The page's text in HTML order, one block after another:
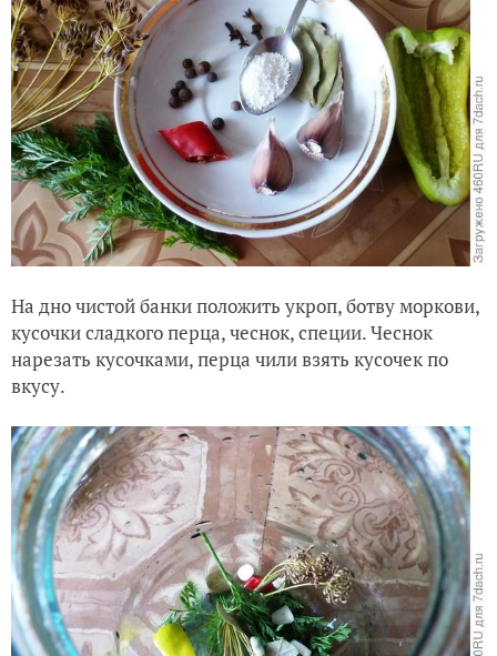
На дно чистой банки положить укроп, ботву моркови,
кусочки сладкого перца, чеснок, специи. Чеснок
нарезать кусочками, перца чили взять кусочек по
вкусу.